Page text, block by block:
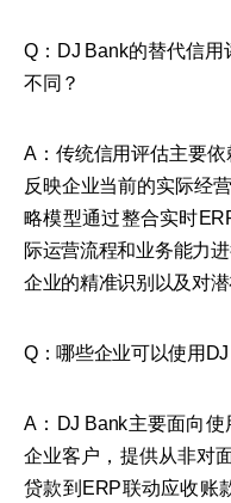
Q：DJ Bank的替代信
不同？
A：传统信用评估主要
反映企业当前的实际经
略模型通过整合实时
际运营流程和业务能力
企业的精准识别以及对
Q：哪些企业可以使用
A：DJ Bank主要面向使
企业客户，提供从非对
贷款到ERP联动应收账